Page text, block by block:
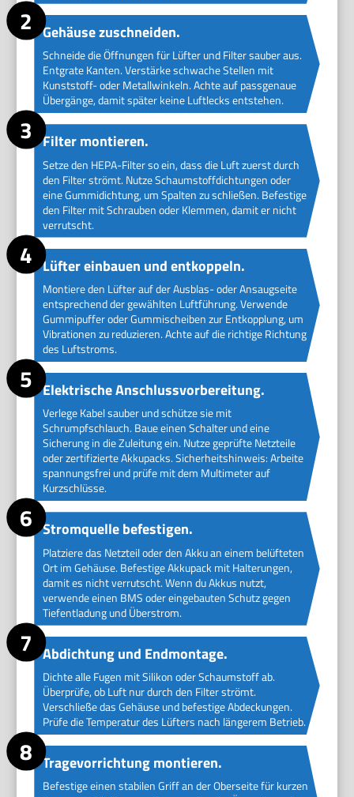
Gehäuse zuschneiden.
Schneide die Öffnungen für Lüfter und Filter sauber aus.
Entgrate Kanten. Verstärke schwache Stellen mit
Kunststoff- oder Metallwinkeln. Achte auf passgenaue
Übergänge, damit später keine Luftlecks entstehen.
Filter montieren.
Setze den HEPA-Filter so ein, dass die Luft zuerst durch
den Filter strömt. Nutze Schaumstoffdichtungen oder
eine Gummidichtung, um Spalten zu schließen. Befestige
den Filter mit Schrauben oder Klemmen, damit er nicht
verrutscht.
Lüfter einbauen und entkoppeln.
Montiere den Lüfter auf der Ausblas- oder Ansaugseite
entsprechend der gewählten Luftführung. Verwende
Gummipuffer oder Gummischeiben zur Entkopplung, um
Vibrationen zu reduzieren. Achte auf die richtige Richtung
des Luftstroms.
Elektrische Anschlussvorbereitung.
Verlege Kabel sauber und schütze sie mit
Schrumpfschlauch. Baue einen Schalter und eine
Sicherung in die Zuleitung ein. Nutze geprüfte Netzteile
oder zertifizierte Akkupacks. Sicherheitshinweis: Arbeite
spannungsfrei und prüfe mit dem Multimeter auf
Kurzschlüsse.
Stromquelle befestigen.
Platziere das Netzteil oder den Akku an einem belüfteten
Ort im Gehäuse. Befestige Akkupack mit Halterungen,
damit es nicht verrutscht. Wenn du Akkus nutzt,
verwende einen BMS oder eingebauten Schutz gegen
Tiefentladung und Überstrom.
Abdichtung und Endmontage.
Dichte alle Fugen mit Silikon oder Schaumstoff ab.
Überprüfe, ob Luft nur durch den Filter strömt.
Verschließe das Gehäuse und befestige Abdeckungen.
Prüfe die Temperatur des Lüfters nach längerem Betrieb.
Tragevorrichtung montieren.
Befestige einen stabilen Griff an der Oberseite für kurzen